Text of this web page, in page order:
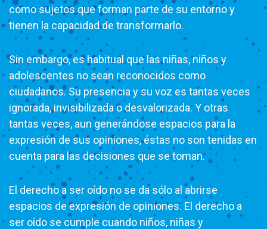
como sujetos que forman parte de su entorno y
tienen la capacidad de transformarlo.
Sin embargo, es habitual que las niñas, niños y
adolescentes no sean reconocidos como
ciudadanos. Su presencia y su voz es tantas veces
ignorada, invisibilizada o desvalorizada. Y otras
tantas veces, aun generándose espacios para la
expresión de sus opiniones, éstas no son tenidas en
cuenta para las decisiones que se toman.
El derecho a ser oído no se da sólo al abrirse
espacios de expresión de opiniones. El derecho a
ser oído se cumple cuando niños, niñas y